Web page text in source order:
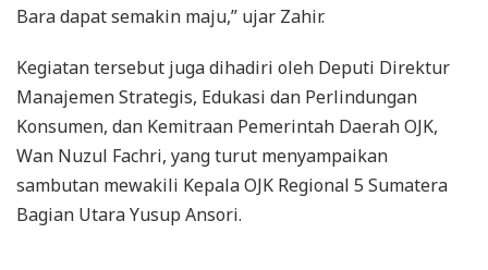
Bara dapat semakin maju,” ujar Zahir.
Kegiatan tersebut juga dihadiri oleh Deputi Direktur
Manajemen Strategis, Edukasi dan Perlindungan
Konsumen, dan Kemitraan Pemerintah Daerah OJK,
Wan Nuzul Fachri, yang turut menyampaikan
sambutan mewakili Kepala OJK Regional 5 Sumatera
Bagian Utara Yusup Ansori.